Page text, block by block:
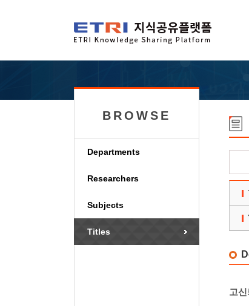
BROWSE
Departments
Researchers
Subjects
Titles
고